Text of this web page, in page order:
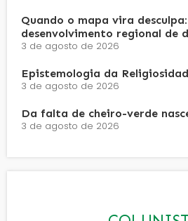
Quando o mapa vira
desenvolvimento regional de
3 de agosto de 2026
Epistemologia da
3 de agosto de 2026
Da falta de cheiro-verde
3 de agosto de 2026